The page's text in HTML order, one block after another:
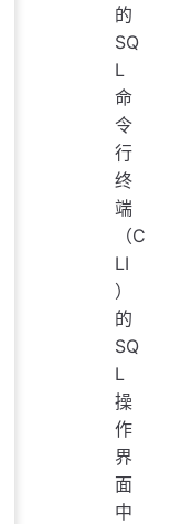
的
SQ
L
命
令
行
终
端
（C
LI
）
的
SQ
L
操
作
界
面
中